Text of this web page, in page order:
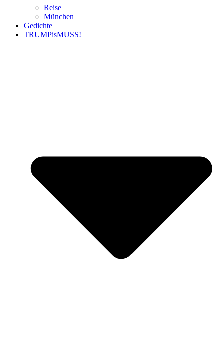
Reise
München
Gedichte
TRUMPisMUSS!